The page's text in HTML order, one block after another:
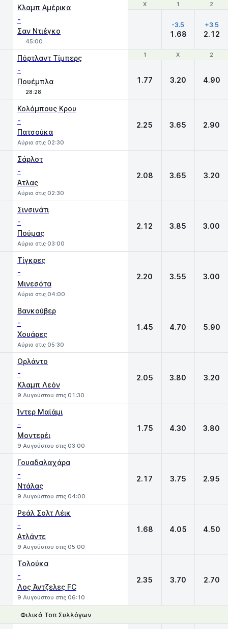
Χ 1 2
Κλαμπ Αμέρικα
-
Σαν Ντιέγκο
45:00
Χ 1 2
-3.5
1.68
+3.5
2.12
1 X 2
Πόρτλαντ Τίμπερς
-
Πουέμπλα
28:28
1 X 2
1.77 3.20 4.90
Κολόμπους Κρου
-
Πατσούκα
Αύριο στις 02:30
2.25 3.65 2.90
Σάρλοτ
-
Άτλας
Αύριο στις 02:30
2.08 3.65 3.20
Σινσινάτι
-
Πούμας
Αύριο στις 03:00
2.12 3.85 3.00
Τίγκρες
-
Μινεσότα
Αύριο στις 04:00
2.20 3.55 3.00
Βανκούβερ
-
Χουάρες
Αύριο στις 05:30
1.45 4.70 5.90
Ορλάντο
-
Κλαμπ Λεόν
9 Αυγούστου στις 01:30
2.05 3.80 3.20
Ίντερ Μαϊάμι
-
Μοντερέι
9 Αυγούστου στις 03:00
1.75 4.30 3.80
Γουαδαλαχάρα
-
Ντάλας
9 Αυγούστου στις 04:00
2.17 3.75 2.95
Ρεάλ Σολτ Λέικ
-
Ατλάντε
9 Αυγούστου στις 05:00
1.68 4.05 4.50
Τολούκα
-
Λος Άντζελες FC
9 Αυγούστου στις 06:10
2.35 3.70 2.70
Φιλικά Τοπ Συλλόγων